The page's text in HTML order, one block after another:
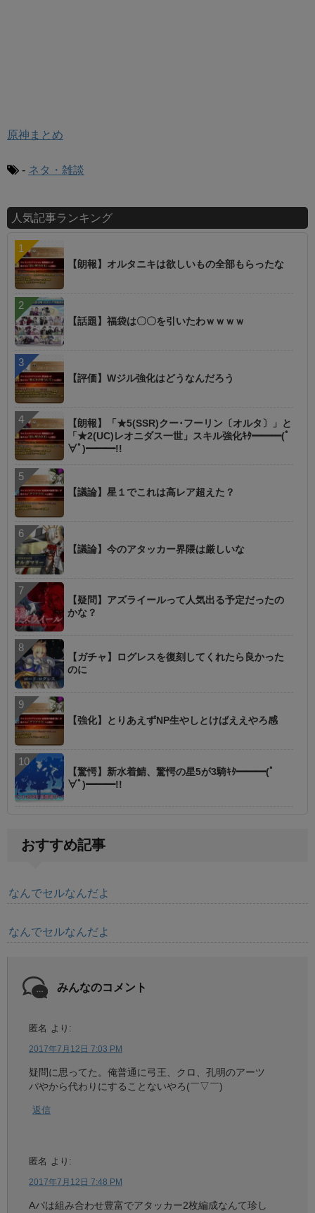
原神まとめ
- ネタ・雑談
人気記事ランキング
【朗報】オルタニキは欲しいもの全部もらったな
【話題】福袋は〇〇を引いたわｗｗｗｗ
【評価】Wジル強化はどうなんだろう
【朗報】「★5(SSR)クー･フーリン〔オルタ〕」と
「★2(UC)レオニダス一世」スキル強化ｷﾀ━━━(ﾟ
∀ﾟ)━━━!!
【議論】星１でこれは高レア超えた？
【議論】今のアタッカー界隈は厳しいな
【疑問】アズライールって人気出る予定だったの
かな？
【ガチャ】ログレスを復刻してくれたら良かった
のに
【強化】とりあえずNP生やしとけばええやろ感
【驚愕】新水着鯖、驚愕の星5が3騎ｷﾀ━━━(ﾟ
∀ﾟ)━━━!!
おすすめ記事
なんでセルなんだよ
なんでセルなんだよ
みんなのコメント
匿名 より:
2017年7月12日 7:03 PM
疑問に思ってた。俺普通に弓王、クロ、孔明のアーツ
パやから代わりにすることないやろ(￣▽￣)
返信
匿名 より:
2017年7月12日 7:48 PM
Aパは組み合わせ豊富でアタッカー2枚編成なんて珍し